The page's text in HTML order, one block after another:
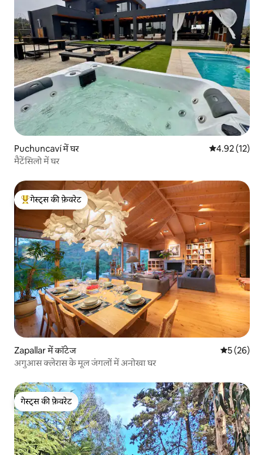
Puchuncaví में घर औसत रेटिंग 5 में
4.92 (12)
मैटेंसिलो में घर
गेस्ट्स का टॉप फ़ेवरेट
गेस्ट्स की फ़ेवरेट
Zapallar में कॉटेज औसत रेटिंग
5 (26)
अगुआस क्लेरास के मूल जंगलों में अनोखा घर
गेस्ट्स की फ़ेवरेट
गेस्ट्स की फ़ेवरेट